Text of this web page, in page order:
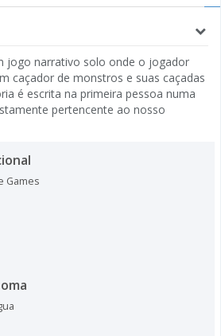
jogo narrativo solo onde o jogador
caçador de monstros e suas caçadas
é escrita na primeira pessoa numa
pertencente ao nosso
Games